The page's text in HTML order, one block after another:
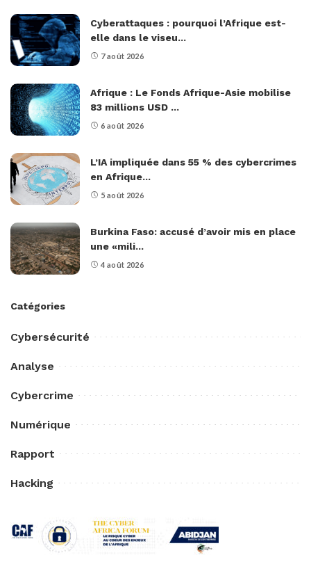
Cyberattaques : pourquoi l’Afrique est-
elle dans le viseu...
7 août 2026
Afrique : Le Fonds Afrique-Asie mobilise
83 millions USD ...
6 août 2026
L’IA impliquée dans 55 % des cybercrimes
en Afrique...
5 août 2026
Burkina Faso: accusé d’avoir mis en place
une «mili...
4 août 2026
Catégories
Cybersécurité
Analyse
Cybercrime
Numérique
Rapport
Hacking